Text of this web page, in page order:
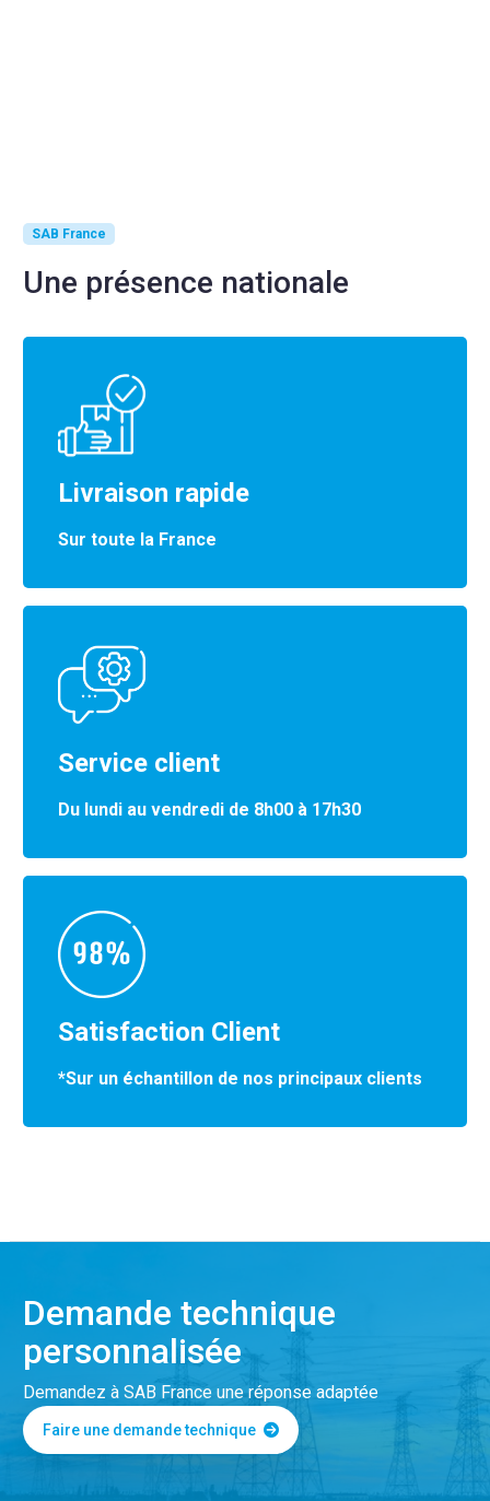
SAB France
Une présence nationale
Livraison rapide
Sur toute la France
Service client
Du lundi au vendredi de 8h00 à 17h30
Satisfaction Client
*Sur un échantillon de nos principaux clients
Demande technique
personnalisée
Demandez à SAB France une réponse adaptée
Faire une demande technique